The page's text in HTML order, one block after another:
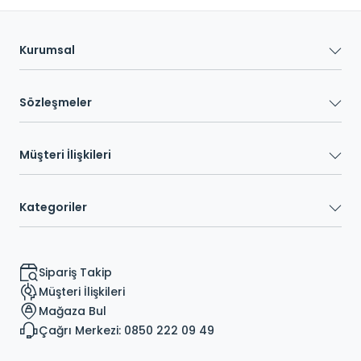
Kurumsal
Sözleşmeler
Müşteri İlişkileri
Kategoriler
Sipariş Takip
Müşteri İlişkileri
Mağaza Bul
Çağrı Merkezi: 0850 222 09 49